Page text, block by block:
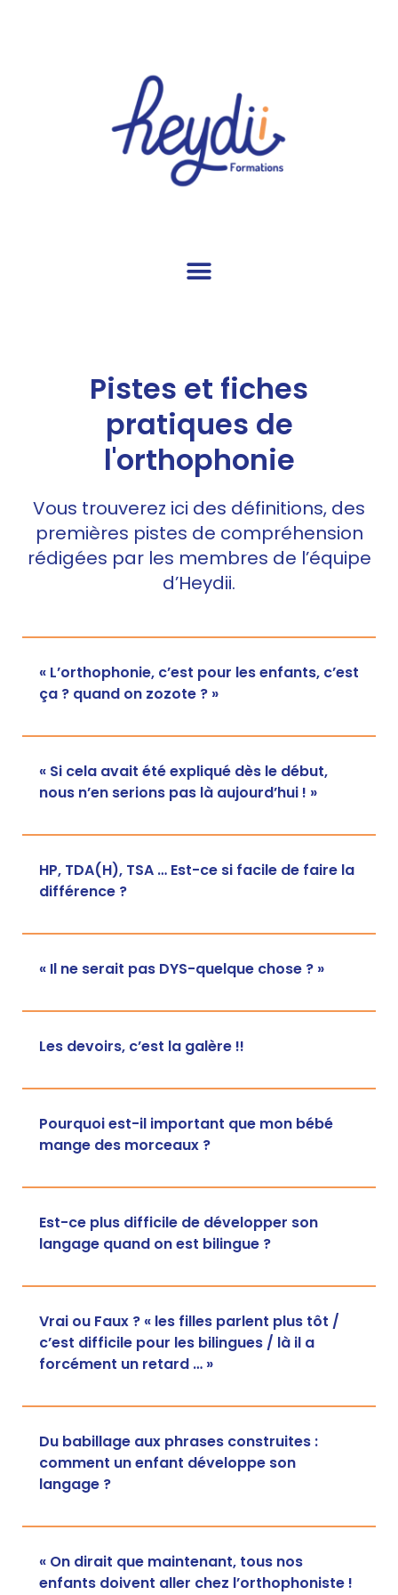
Pistes et fiches
pratiques de
l'orthophonie
Vous trouverez ici des définitions, des
premières pistes de compréhension
rédigées par les membres de l’équipe
d’Heydii.
« L’orthophonie, c’est pour les enfants, c’est
ça ? quand on zozote ? »
« Si cela avait été expliqué dès le début,
nous n’en serions pas là aujourd’hui ! »
HP, TDA(H), TSA … Est-ce si facile de faire la
différence ?
« Il ne serait pas DYS-quelque chose ? »
Les devoirs, c’est la galère !!
Pourquoi est-il important que mon bébé
mange des morceaux ?
Est-ce plus difficile de développer son
langage quand on est bilingue ?
Vrai ou Faux ? « les filles parlent plus tôt /
c’est difficile pour les bilingues / là il a
forcément un retard … »
Du babillage aux phrases construites :
comment un enfant développe son
langage ?
« On dirait que maintenant, tous nos
enfants doivent aller chez l’orthophoniste !